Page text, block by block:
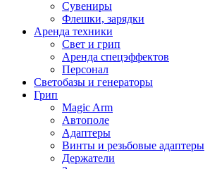
Сувениры
Флешки, зарядки
Аренда техники
Свет и грип
Аренда спецэффектов
Персонал
Светобазы и генераторы
Грип
Magic Arm
Автополе
Адаптеры
Винты и резьбовые адаптеры
Держатели